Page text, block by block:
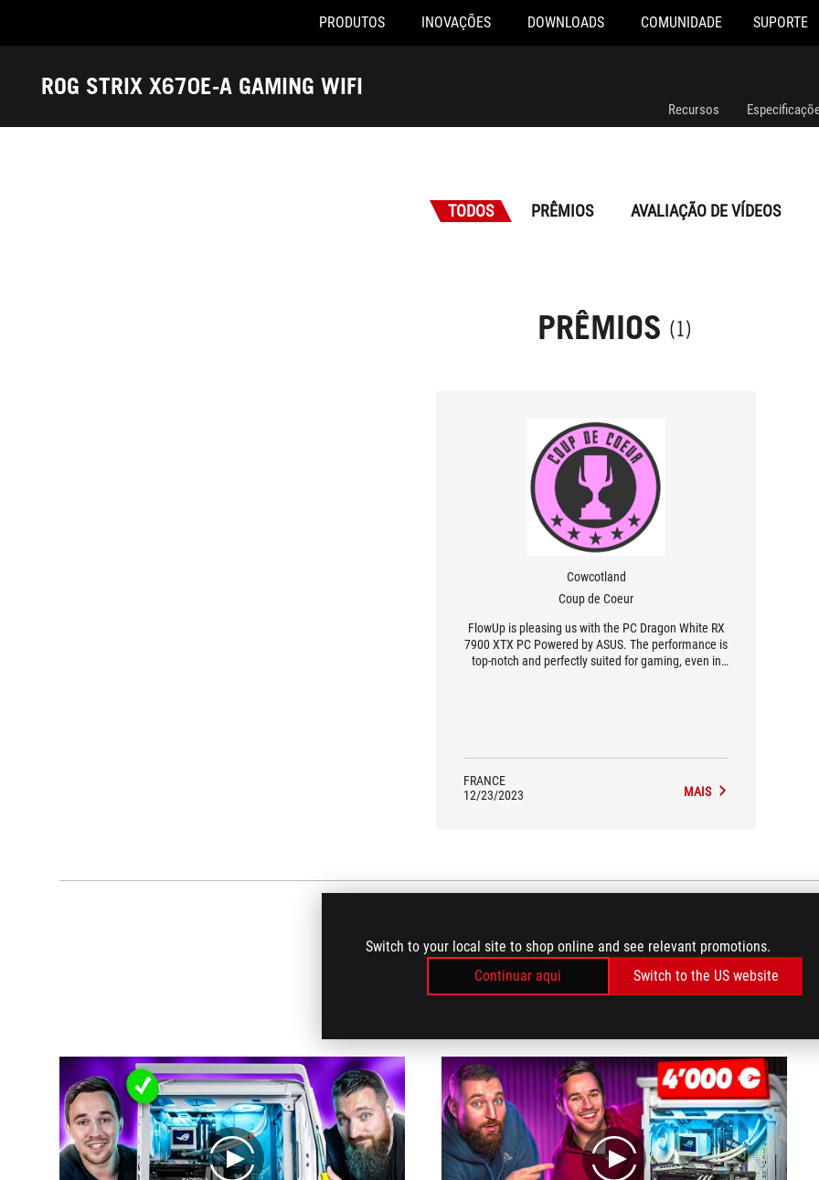
Switch to your local site to shop online and see relevant promotions.
Continuar aqui
Switch to the US website
Accessibility links
PRODUTOS INOVAÇÕES DOWNLOADS COMUNIDADE SUPORTE
ROG STRIX X670E-A GAMING WIFI
Prêmios
Recursos
TODOS PRÊMIOS AVALIAÇÃO DE VÍDEOS
PRÊMIOS (1)
Cowcotland
Coup de Coeur
FlowUp is pleasing us with the PC Dragon White RX
7900 XTX PC Powered by ASUS. The performance is
top-notch and perfectly suited for gaming, even in
FRANCE
12/23/2023
MAIS
AVALIAÇÃO DE VÍDEOS (6)
play play